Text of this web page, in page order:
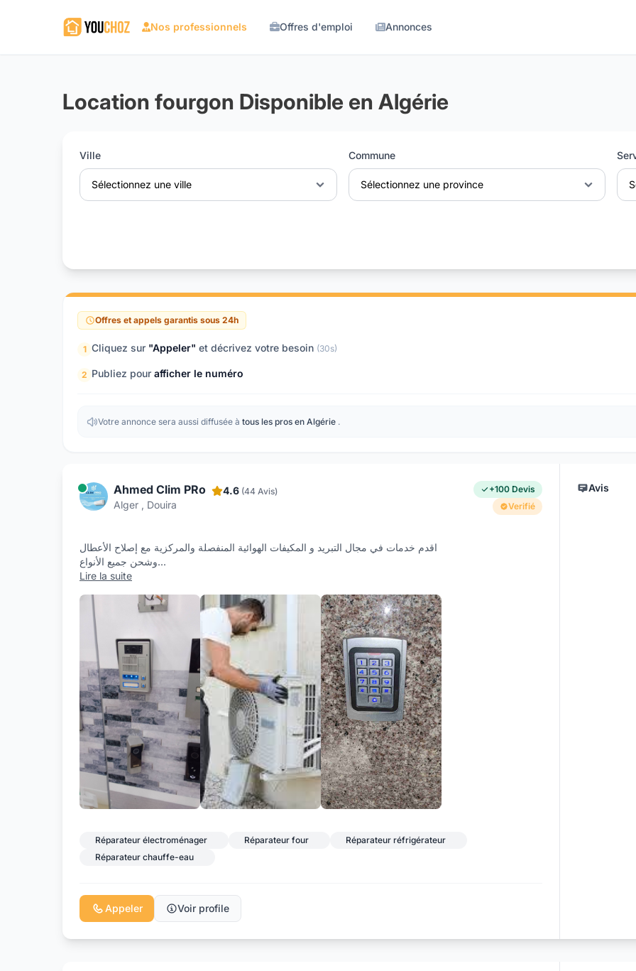
Nos professionnels Offres d'emploi Annonces
Location fourgon Disponible en Algérie
Ville
Sélectionnez une ville
Commune
Sélectionnez une province
Offres et appels garantis sous 24h
1 Cliquez sur "Appeler" et décrivez votre besoin (30s)
2 Publiez pour afficher le numéro
Votre annonce sera aussi diffusée à tous les pros en Algérie .
Ahmed Clim PRo
Alger , Douira
4.6 (44 Avis)
+100 Devis
Verifié
اقدم خدمات في مجال التبريد و المكيفات الھوائية المنفصلة والمركزية مع إصلاح الأعطال
وشحن جميع الأنواع...
Lire la suite
Réparateur électroménager Réparateur four
Réparateur réfrigérateur
Réparateur chauffe-eau
Appeler Voir profile
Avis